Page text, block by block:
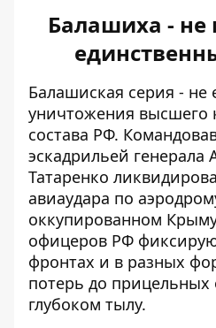
Балашиха - не
Балашиская серия -
уничтожения высшего
состава РФ.
эскадрильей генерала
Татаренко
авиаудара по
оккупированном
офицеров РФ
фронтах и ​​в разных
потерь до прицельных
глубоком тылу.